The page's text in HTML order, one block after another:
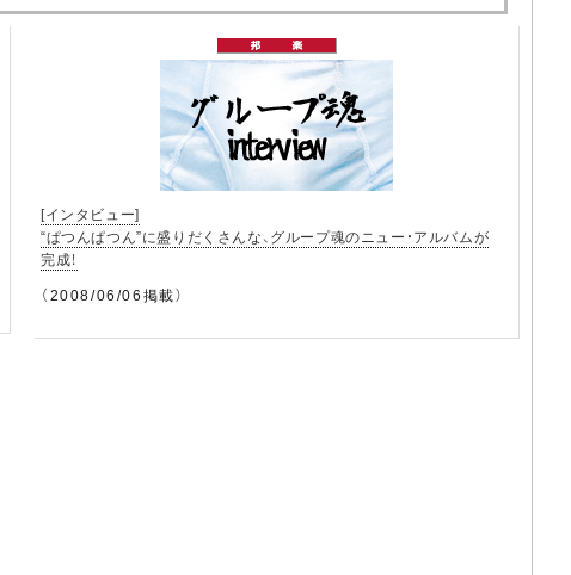
[インタビュー]
“ぱつんぱつん”に盛りだくさんな、グループ魂のニュー・アルバムが
完成！
（2008/06/06掲載）